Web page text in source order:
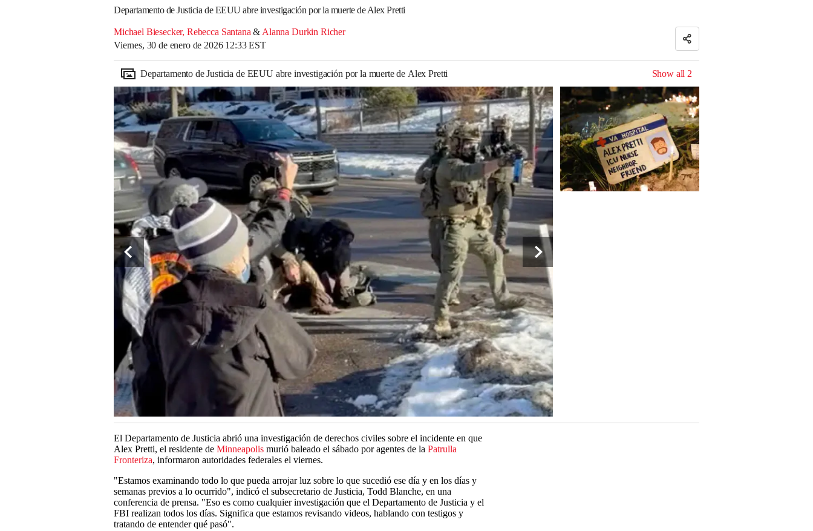
Departamento de Justicia de EEUU abre investigación por la muerte de Alex Pretti
Michael Biesecker, Rebecca Santana & Alanna Durkin Richer
Viernes, 30 de enero de 2026 12:33 EST
Departamento de Justicia de EEUU abre investigación por la muerte de Alex Pretti Show all 2
El Departamento de Justicia abrió una investigación de derechos civiles sobre el incidente en que
Alex Pretti, el residente de Minneapolis murió baleado el sábado por agentes de la Patrulla
Fronteriza, informaron autoridades federales el viernes.
"Estamos examinando todo lo que pueda arrojar luz sobre lo que sucedió ese día y en los días y
semanas previos a lo ocurrido", indicó el subsecretario de Justicia, Todd Blanche, en una
conferencia de prensa. "Eso es como cualquier investigación que el Departamento de Justicia y el
FBI realizan todos los días. Significa que estamos revisando videos, hablando con testigos y
tratando de entender qué pasó".